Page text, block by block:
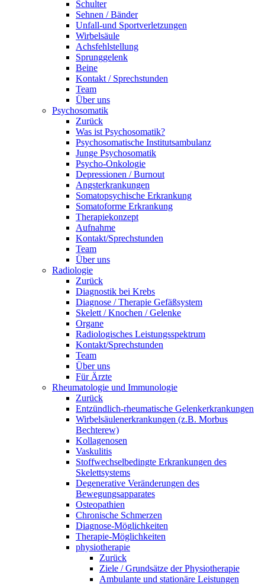
Schulter
Sehnen / Bänder
Unfall-und Sportverletzungen
Wirbelsäule
Achsfehlstellung
Sprunggelenk
Beine
Kontakt / Sprechstunden
Team
Über uns
Psychosomatik
Zurück
Was ist Psychosomatik?
Psychosomatische Institutsambulanz
Junge Psychosomatik
Psycho-Onkologie
Depressionen / Burnout
Angsterkrankungen
Somatopsychische Erkrankung
Somatoforme Erkrankung
Therapiekonzept
Aufnahme
Kontakt/Sprechstunden
Team
Über uns
Radiologie
Zurück
Diagnostik bei Krebs
Diagnose / Therapie Gefäßsystem
Skelett / Knochen / Gelenke
Organe
Radiologisches Leistungsspektrum
Kontakt/Sprechstunden
Team
Über uns
Für Ärzte
Rheumatologie und Immunologie
Zurück
Entzündlich-rheumatische Gelenkerkrankungen
Wirbelsäulenerkrankungen (z.B. Morbus
Bechterew)
Kollagenosen
Vaskulitis
Stoffwechselbedingte Erkrankungen des
Skelettsystems
Degenerative Veränderungen des
Bewegungsapparates
Osteopathien
Chronische Schmerzen
Diagnose-Möglichkeiten
Therapie-Möglichkeiten
physiotherapie
Zurück
Ziele / Grundsätze der Physiotherapie
Ambulante und stationäre Leistungen